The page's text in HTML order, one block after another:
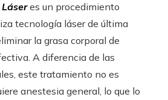
es un procedimiento
tecnología láser de última
la grasa corporal de
A diferencia de las
este tratamiento no es
anestesia general, lo que lo